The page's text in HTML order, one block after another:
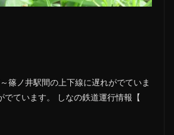
篠ノ井駅間の上下線に遅れがでていま
ています。 しなの鉄道運行情報【